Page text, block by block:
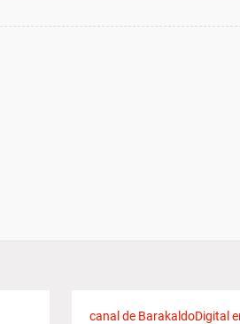
canal de BarakaldoDigital